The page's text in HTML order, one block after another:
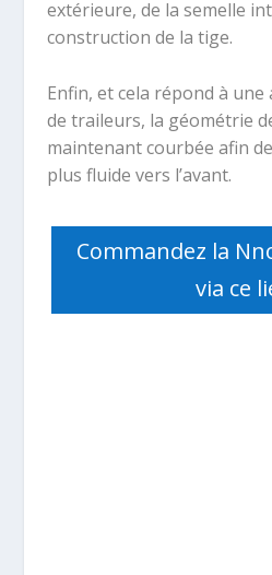
extérieure, de la semelle
construction de la tige.
Enfin, et cela répond à
de traileurs, la géométrie
maintenant courbée afin
plus fluide vers l’avant.
Commandez la
via ce